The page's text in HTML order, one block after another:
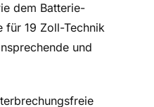
dem Batterie-
für 19 Zoll-Technik
und